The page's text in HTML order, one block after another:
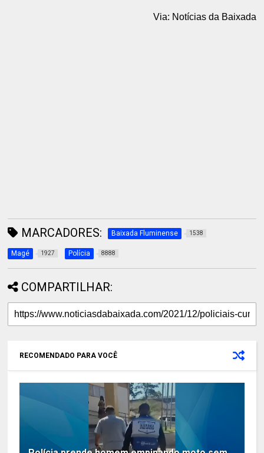
Via: Notícias da Baixada
MARCADORES: Baixada Fluminense 1538
Magé 1927 Polícia 8888
COMPARTILHAR:
RECOMENDADO PARA VOCÊ